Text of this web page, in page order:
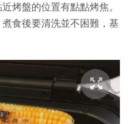
烤盤的位置有點點烤焦。
食後要清洗並不困難，基